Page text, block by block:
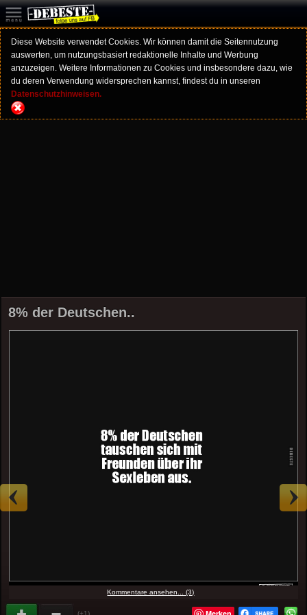
Diese Website verwendet Cookies. Wir können damit die Seitennutzung
auswerten, um nutzungsbasiert redaktionelle Inhalte und Werbung
anzuzeigen. Weitere Informationen zu Cookies und insbesondere dazu, wie
du deren Verwendung widersprechen kannst, findest du in unseren
Datenschutzhinweisen.
8% der Deutschen..
Kommentare ansehen... (3)
(+1)